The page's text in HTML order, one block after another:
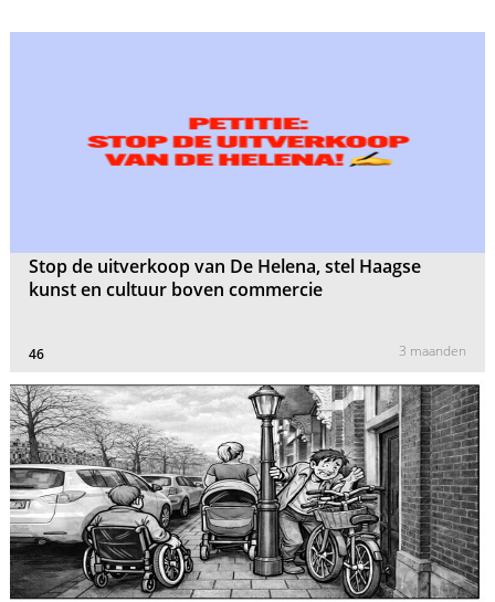
Stop de uitverkoop van De Helena, stel Haagse
kunst en cultuur boven commercie
46 3 maanden